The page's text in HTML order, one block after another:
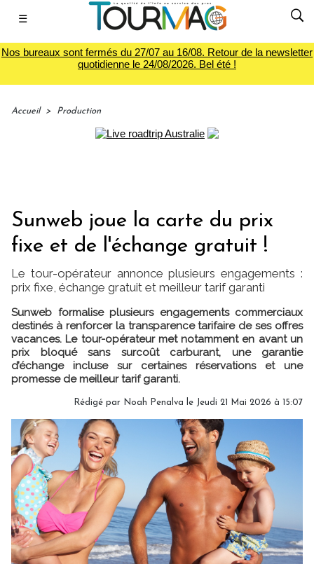
☰
Nos bureaux sont fermés du 27/07 au 16/08. Retour de la newsletter
quotidienne le 24/08/2026. Bel été !
Accueil > Production
Sunweb joue la carte du prix
fixe et de l'échange gratuit !
Le tour-opérateur annonce plusieurs engagements :
prix fixe, échange gratuit et meilleur tarif garanti
Sunweb formalise plusieurs engagements commerciaux
destinés à renforcer la transparence tarifaire de ses offres
vacances. Le tour-opérateur met notamment en avant un
prix bloqué sans surcoût carburant, une garantie
d’échange incluse sur certaines réservations et une
promesse de meilleur tarif garanti.
Rédigé par Noah Penalva le Jeudi 21 Mai 2026 à 15:07